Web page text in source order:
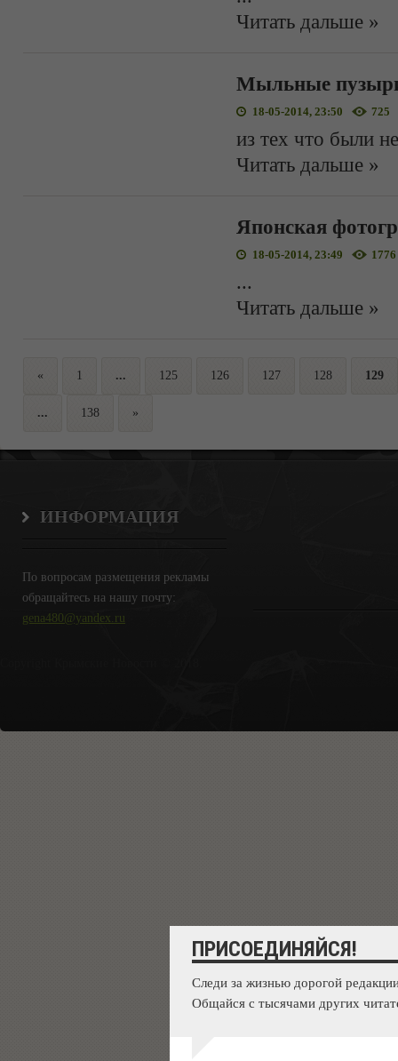
Читать дальше »
Мыльные
18-05-2014, 23:50 725
из тех что были
Читать дальше »
Японская
18-05-2014, 23:49 1776
...
Читать дальше »
« 1 ... 125 126 127 128 129
... 138 »
ИНФОРМАЦИЯ
По вопросам размещения рекламы
обращайтесь на нашу почту:
gena480@yandex.ru
ПРИСОЕДИНЯЙСЯ!
Следи за жизнью дорогой
Общайся с тысячами других